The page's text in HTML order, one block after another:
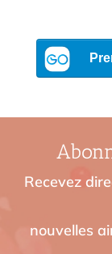
Recevez
nouvelles